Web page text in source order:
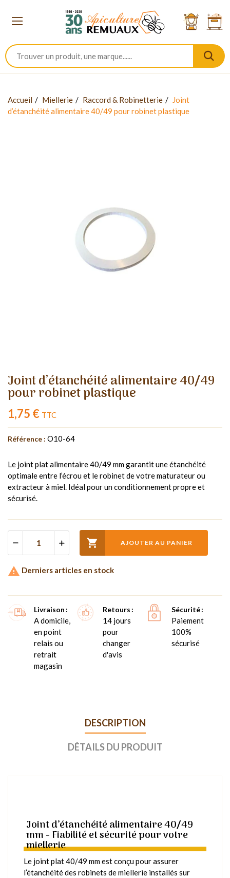
Accueil Miellerie Raccord & Robinetterie
Joint
d’étanchéité alimentaire 40/49 pour robinet plastique
Joint d’étanchéité alimentaire 40/49
pour robinet plastique
1,75 € TTC
Référence : O10-64
Le joint plat alimentaire 40/49 mm garantit une étanchéité
optimale entre l’écrou et le robinet de votre maturateur ou
extracteur à miel. Idéal pour un conditionnement propre et
sécurisé.
 AJOUTER AU PANIER
 Derniers articles en stock
Livraison
A domicile,
en point
relais ou
retrait
magasin
Retours
14 jours
pour
changer
d'avis
Sécurité
Paiement
100%
sécurisé
DESCRIPTION
DÉTAILS DU PRODUIT
Joint d’étanchéité alimentaire 40/49
mm - Fiabilité et sécurité pour votre
miellerie
Le joint plat 40/49 mm est conçu pour assurer
l’étanchéité des robinets de miellerie installés sur